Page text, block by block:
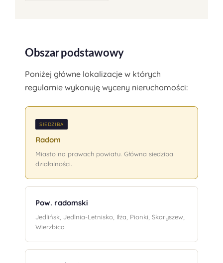
Obszar podstawowy
Poniżej główne lokalizacje w których
regularnie wykonuję wyceny nieruchomości:
SIEDZIBA
Radom
Miasto na prawach powiatu. Główna siedziba
działalności.
Pow. radomski
Jedlińsk, Jedlnia-Letnisko, Iłża, Pionki, Skaryszew,
Wierzbica